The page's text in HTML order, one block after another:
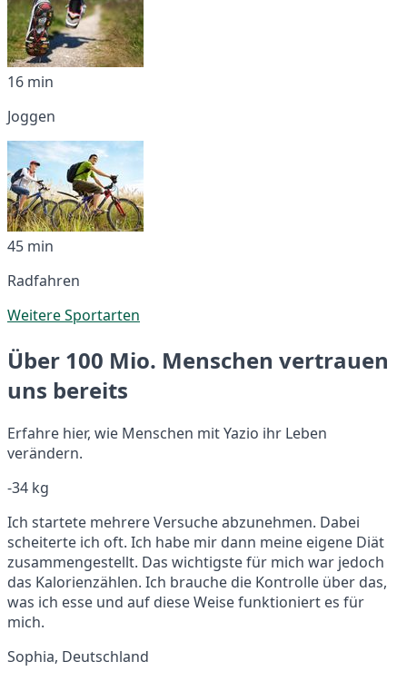
16 min
Joggen
45 min
Radfahren
Weitere Sportarten
Über 100 Mio. Menschen vertrauen
uns bereits
Erfahre hier, wie Menschen mit Yazio ihr Leben
verändern.
-34 kg
Ich startete mehrere Versuche abzunehmen. Dabei
scheiterte ich oft. Ich habe mir dann meine eigene Diät
zusammengestellt. Das wichtigste für mich war jedoch
das Kalorienzählen. Ich brauche die Kontrolle über das,
was ich esse und auf diese Weise funktioniert es für
mich.
Sophia, Deutschland